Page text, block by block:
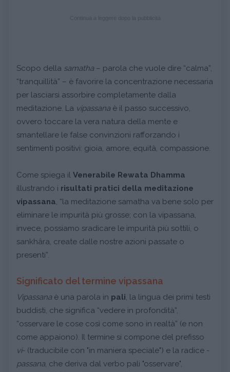
Scopo della samatha – parola che vuole dire “calma”,
“tranquillità” – è favorire la concentrazione necessaria
per lasciarsi assorbire completamente dalla
meditazione. La vipassana è il passo successivo,
ovvero toccare la vera natura della mente e
smantellare le false convinzioni rafforzando i
sentimenti positivi: gioia, amore, equità, compassione.
Come spiega il Venerabile Rewata Dhamma
illustrando i risultati pratici della meditazione
vipassana, “la meditazione samatha va bene solo per
eliminare le impurità più grosse; con la vipassana,
invece, possiamo sradicare le impurità più sottili, o
sankhâra, create dalle nostre azioni passate o
presenti”.
Significato del termine vipassana
Vipassana è una parola in pali, la lingua dei primi testi
buddisti, che significa “vedere in profondità”,
“osservare le cose così come sono in realtà” (e non
come appaiono). Il termine si compone del prefisso
vi- (traducibile con "in maniera speciale") e la radice -
passana, che deriva dal verbo pali "osservare",